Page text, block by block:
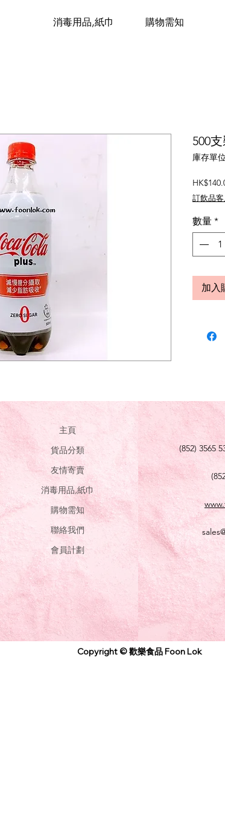
消毒用品,紙巾 購物需知
500
庫存單
訂飲品
數量 *
加入
主頁
貨品分類
友情寄賣
消毒用品,紙巾
購物需知
聯絡我們
會員計劃
(852) 3565
Copyright © 歡樂食品 Foon Lok